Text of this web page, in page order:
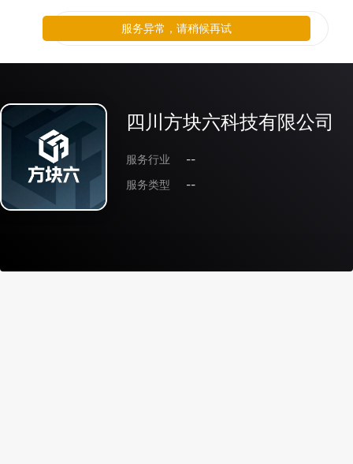
四川方块六科技有限公司
服务行业
--
服务类型
--
服务异常，请稍候再试